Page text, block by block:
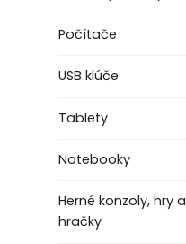
Počítače
USB klúče
Tablety
Notebooky
Herné konzoly, hry a
hračky